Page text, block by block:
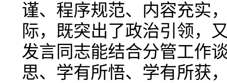
谨、程序规范、内容充实
际，既突出了政治引领，
发言同志能结合分管工作
思、学有所悟、学有所获